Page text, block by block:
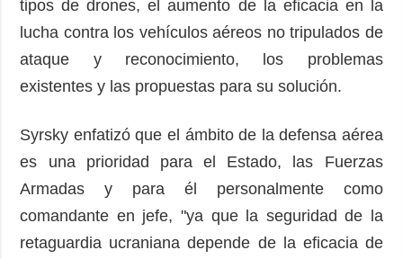
tipos de drones, el aumento de la eficacia en la
lucha contra los vehículos aéreos no tripulados de
ataque y reconocimiento, los problemas
existentes y las propuestas para su solución.
Syrsky enfatizó que el ámbito de la defensa aérea
es una prioridad para el Estado, las Fuerzas
Armadas y para él personalmente como
comandante en jefe, "ya que la seguridad de la
retaguardia ucraniana depende de la eficacia de